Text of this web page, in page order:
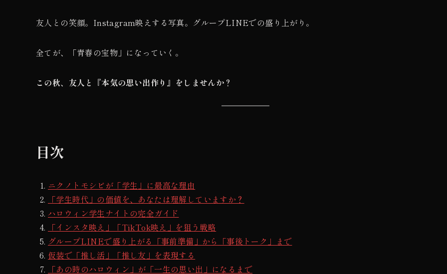
友人との笑顔。Instagram映えする写真。グループLINEでの盛り上がり。
全てが、「青春の宝物」になっていく。
この秋、友人と『本気の思い出作り』をしませんか？
目次
ニクノトモシビが「学生」に最高な理由
「学生時代」の価値を、あなたは理解していますか？
ハロウィン学生ナイトの完全ガイド
「インスタ映え」「TikTok映え」を狙う戦略
グループLINEで盛り上がる「事前準備」から「事後トーク」まで
仮装で「推し活」「推し友」を表現する
「あの時のハロウィン」が「一生の思い出」になるまで